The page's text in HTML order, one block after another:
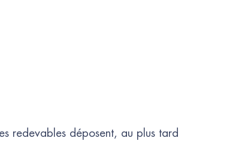
redevables déposent, au plus tard